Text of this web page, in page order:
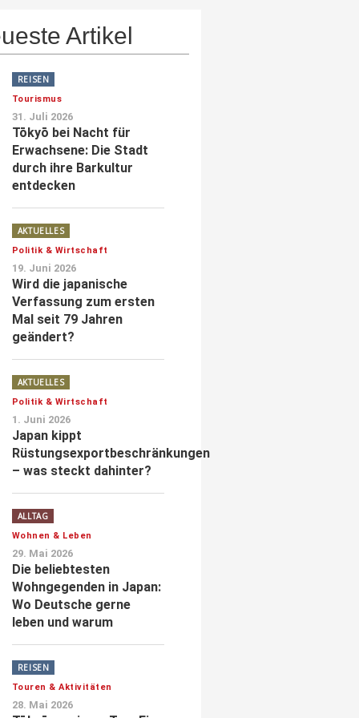
Artikel
REISEN
Tourismus
31. Juli 2026
Tōkyō bei Nacht für
Erwachsene: Die Stadt
durch ihre Barkultur
entdecken
AKTUELLES
Politik & Wirtschaft
19. Juni 2026
Wird die japanische
Verfassung zum ersten
Mal seit 79 Jahren
geändert?
AKTUELLES
Politik & Wirtschaft
1. Juni 2026
Japan kippt
Rüstungsexportbeschränkungen
– was steckt dahinter?
ALLTAG
Wohnen & Leben
29. Mai 2026
Die beliebtesten
Wohngegenden in Japan:
Wo Deutsche gerne
leben und warum
REISEN
Touren & Aktivitäten
28. Mai 2026